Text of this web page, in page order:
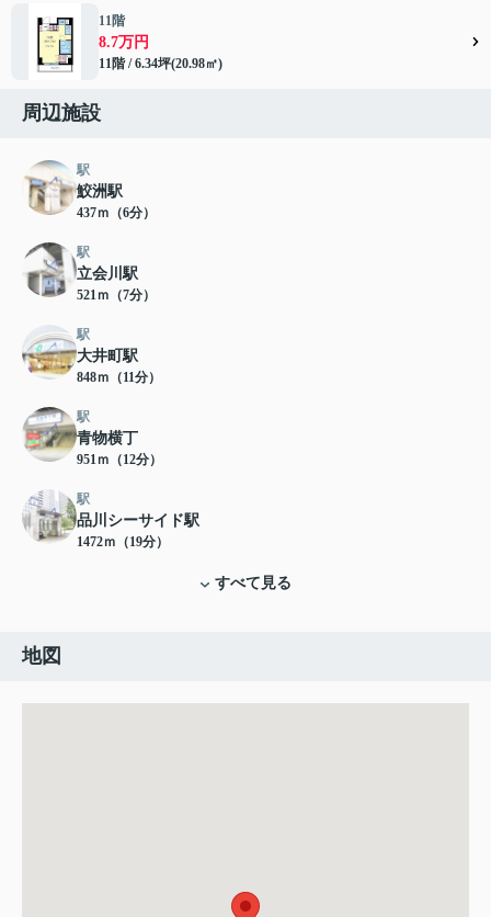
11階
8.7万円
11階 / 6.34坪(20.98㎡)
周辺施設
駅
鮫洲駅
437ｍ（6分）
駅
立会川駅
521ｍ（7分）
駅
大井町駅
848ｍ（11分）
駅
青物横丁
951ｍ（12分）
駅
品川シーサイド駅
1472ｍ（19分）
すべて見る
地図